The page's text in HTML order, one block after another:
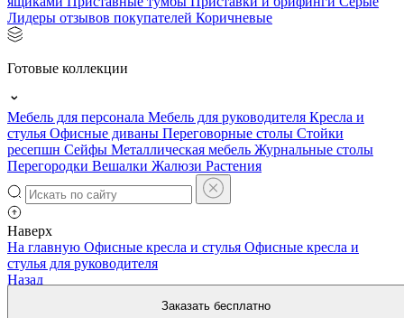
Лидеры отзывов покупателей Коричневые
Готовые коллекции
Мебель для персонала Мебель для руководителя Кресла и
стулья Офисные диваны Переговорные столы Стойки
ресепшн Сейфы Металлическая мебель Журнальные столы
Перегородки Вешалки Жалюзи Растения
Наверх
Заказать бесплатно
На главную Офисные кресла и стулья Офисные кресла и
стулья для руководителя
Назад